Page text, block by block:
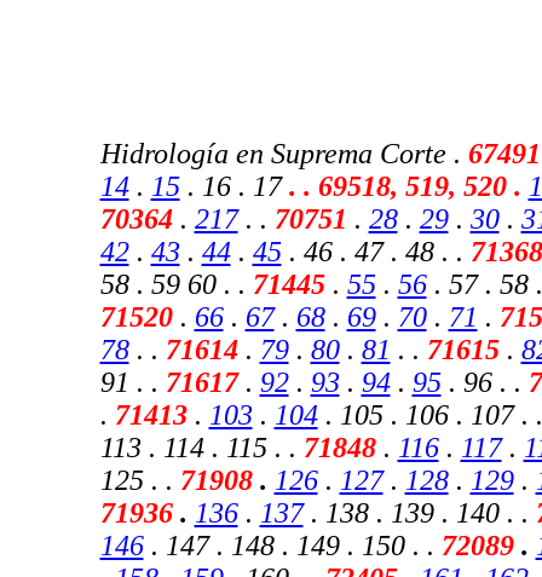
Hidrología en Suprema Corte . 67491
14. 15. 16 . 17. . 69518, 519, 520 .
70364. 217. . 70751 . 28. 29. 30.
42. 43. 44. 45. 46 . 47 . 48 . . 71368
58 . 59 60 . . 71445 . 55. 56. 57 . 58
71520. 66. 67. 68. 69. 70. 71 .
78. . 71614. 79. 80. 81 . . 71615 .
91 . . 71617 . 92. 93. 94. 95. 96 . .
. 71413. 103. 104. 105 . 106 . 107 .
113 . 114 . 115 . . 71848. 116. 117.
125 . . 71908 . 126 . 127 . 128 . 129 .
71936. 136. 137. 138 . 139 . 140 . .
146. 147 . 148 . 149 . 150 . . 72089 .